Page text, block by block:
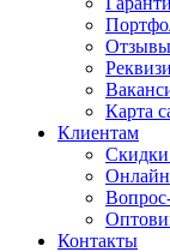
Отзывы
Карта
Клиентам
Контакты